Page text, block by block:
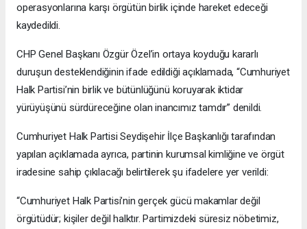
operasyonlarına karşı örgütün birlik içinde hareket edeceği
kaydedildi.
CHP Genel Başkanı Özgür Özel’in ortaya koyduğu kararlı
duruşun desteklendiğinin ifade edildiği açıklamada, “Cumhuriyet
Halk Partisi’nin birlik ve bütünlüğünü koruyarak iktidar
yürüyüşünü sürdüreceğine olan inancımız tamdır” denildi.
Cumhuriyet Halk Partisi Seydişehir İlçe Başkanlığı tarafından
yapılan açıklamada ayrıca, partinin kurumsal kimliğine ve örgüt
iradesine sahip çıkılacağı belirtilerek şu ifadelere yer verildi:
“Cumhuriyet Halk Partisi’nin gerçek gücü makamlar değil
örgütüdür; kişiler değil halktır. Partimizdeki süresiz nöbetimiz,